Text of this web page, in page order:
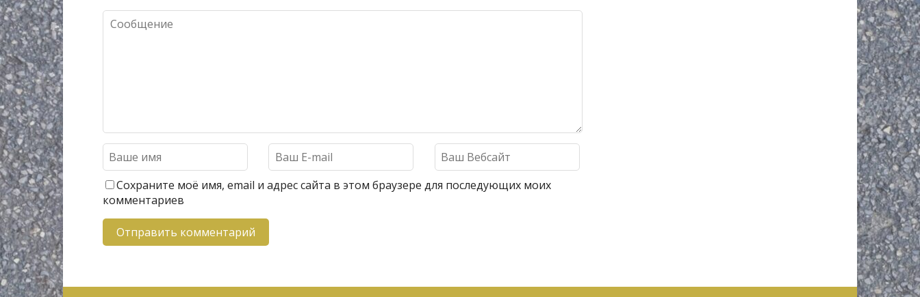
Сохраните моё имя, email и адрес сайта в этом браузере для последующих моих
комментариев